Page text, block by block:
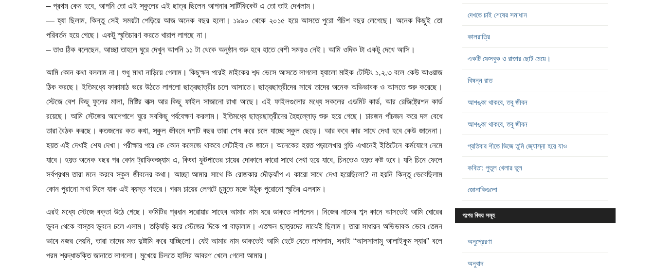
– প্রথম কেন হবে, আপনি তো এই স্কুলের এই ছাত্র ছিলেন আপনার সার্টিফিকেট এ তো তাই দেখলাম।
— হ্যা ছিলাম, কিন্তু সেই সময়টা পেড়িয়ে আজ অনেক বছর হলো। ১৯৯০ থেকে ২০১৫ হয়ে আসতে পুরো পঁচিশ বছর লেগেছে। অনেক কিছুই তো
পরিবর্তন হয়ে গেছে। একটু স্মৃতিচারণ করতে খারাপ লাগছে না।
– তাও ঠিক বলেছেন, আচ্ছা তাহলে ঘুরে দেখুন আপনি ১১ টা থেকে অনুষ্ঠান শুরু হবে হাতে বেশী সময়ও নেই। আমি ওদিক টা একটু দেখে আসি।
আমি কোন কথা বললাম না। শুধু মাথা নাড়িয়ে গেলাম। কিছুক্ষন পরেই মাইকের শব্দ ভেসে আসতে লাগলো হ্যালো মাইক টেস্টিং ১,২,৩ বলে কেউ আওয়াজ
ঠিক করছে। ইতিমধ্যে ফাকামাঠ ভরে উঠতে লাগলো ছাত্রছাত্রীর চলে আসাতে। ছাত্রছাত্রীদের সাথে তাদের অনেক অভিভাবক ও আসতে শুরু করেছে।
স্টেজে বেশ কিছু ফুলের মালা, মিষ্টির বাক্স আর কিছু ফাইল সাজানো রাখা আছে। এই ফাইলগুলোর মধ্যে সকলের এডমিট কার্ড, আর রেজিষ্ট্রেশন কার্ড
রয়েছে। আমি স্টেজের আশেপাশে ঘুরে সবকিছু পর্যবেক্ষণ করলাম। ইতিমধ্যে ছাত্রছাত্রীদের হৈহুল্লোড় শুরু হয়ে গেছে। চারজন পাঁচজন করে দল বেধে
তারা বৈঠক করছে। কতজনের কত কথা, স্কুল জীবনে দশটি বছর তারা শেষ করে চলে যাচ্ছে স্কুল ছেড়ে। আর কবে কার সাথে দেখা হবে কেউ জানেনা।
হয়ত এই দেখাই শেষ দেখা। পরীক্ষার পরে কে কোন কলেজে থাকবে সেটাইবা কে জানে। অনেকের হয়ত পড়ালেখার গন্ডি এখানেই ইতিটেনে কর্মযোগে নেমে
যাবে। হয়ত অনেক বছর পর কোন ট্রাফিকজ্যাম এ, কিংবা ফুটপাতের চায়ের দোকানে কারো সাথে দেখা হয়ে যাবে, চিনতেও হয়ত কষ্ট হবে। যদি চিনে ফেলে
সর্বপ্রথম তারা মনে করবে স্কুল জীবনের কথা। আচ্ছা আমার সাথে কি রোজকার দৌড়ঝাঁপ এ কারো সাথে দেখা হয়েছিলো? না হয়নি কিন্তু ভেবেছিলাম
কোন পুরানো সখা মিলে যাক এই ব্যস্ত শহরে। গরম চায়ের লেপটে চুমুতে মজে উঠুক পুরোনো স্মৃতির এলবাম।
এরই মধ্যে স্টেজে বক্তা উঠে গেছে। কমিটির প্রধান সরোয়ার সাহেব আমার নাম ধরে ডাকতে লাগলেন। নিজের নামের শব্দ কানে আসতেই আমি ঘোরের
ভুবন থেকে বাস্তব ভুবনে চলে এলাম। তড়িঘড়ি করে স্টেজের দিকে পা বাড়ালাম। এতক্ষন ছাত্রদের মাঝেই ছিলাম। তারা সাধারন অভিভাবক ভেবে তেমন
ভাবে নজর দেয়নি, তারা তাদের মত দুষ্টামি করে যাচ্ছিলো। যেই আমার নাম ডাকতেই আমি হেটে যেতে লাগলাম, সবাই “আসসালামু আলাইকুম স্যার” বলে
পরম শ্রদ্ধাভক্তি জানাতে লাগলো। মুখেয়ে চিলতে হাসির আবরণ খেলে গেলো আমার।
দেখতে চাই শেষের সমাধান
কালরাত্রি
একটি ফেসবুক ও রাজার ছোট মেয়ে।
বিষন্ন রাত
আশঙ্কা থাকবে, তবু জীবন
আশঙ্কা থাকবে, তবু জীবন
প্রতিবার শীতে ভিজে তুমি জ্যোস্না হয়ে যাও
কবিতা: পুতুল খেলার ভুল
জোনাকিগুলো
গল্পের বিষয় সমূহ
অনুপ্রেরণা
অনুবাদ